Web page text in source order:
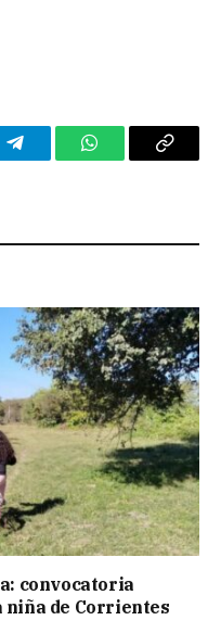
TelegramWhatsAppCopy
convocatoria
niña de Corrientes